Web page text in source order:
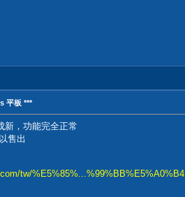
平板 ***
新，功能完全正常
售出
tw/%E5%85%...%99%BB%E5%A0%B4